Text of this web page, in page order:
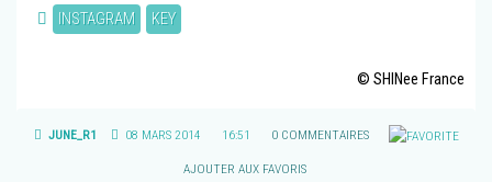
INSTAGRAM KEY
© SHINee France
JUNE_R1 08 MARS 2014 16:51 0 COMMENTAIRES
AJOUTER AUX FAVORIS